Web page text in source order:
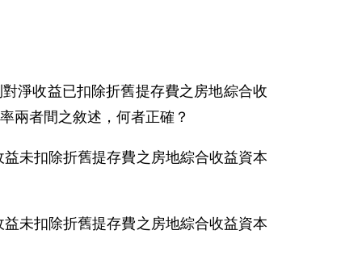
淨收益已扣除折舊提存費之房地綜合收
兩者間之敘述，何者正確？
未扣除折舊提存費之房地綜合收益資本
未扣除折舊提存費之房地綜合收益資本